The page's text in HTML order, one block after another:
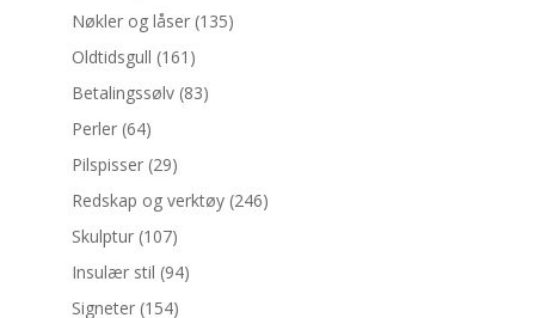
Nøkler og låser (135)
Oldtidsgull (161)
Betalingssølv (83)
Perler (64)
Pilspisser (29)
Redskap og verktøy (246)
Skulptur (107)
Insulær stil (94)
Signeter (154)